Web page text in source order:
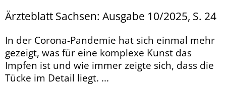
Ärzteblatt Sachsen: Ausgabe 10/2025, S. 24
In der Corona-Pandemie hat sich einmal mehr
gezeigt, was für eine komplexe Kunst das
Impfen ist und wie immer zeigte sich, dass die
Tücke im Detail liegt. ...